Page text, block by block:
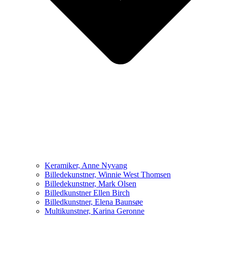
Keramiker, Anne Nyvang
Billedekunstner, Winnie West Thomsen
Billedekunstner, Mark Olsen
Billedkunstner Ellen Birch
Billedkunstner, Elena Baunsøe
Multikunstner, Karina Geronne